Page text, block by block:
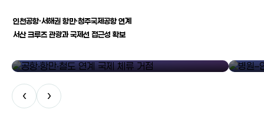
인천공항·서해권 항만·청주국제공항 연계
서산 크루즈 관광과 국제선 접근성 확보
‹ ›